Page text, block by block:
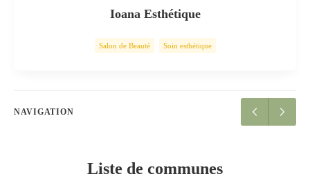
Ioana Esthétique
Salon de Beauté Soin esthétique
NAVIGATION
Liste de communes